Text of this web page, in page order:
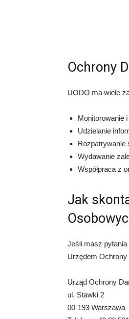
Ochrony
UODO ma wiele
Monitorowanie
Udzielanie
Rozpatrywanie
Wydawanie
Współpraca z
Jak
Jeśli masz
Urzędem
Urząd Ochrony
ul. Stawki 2
00-193 Warszawa